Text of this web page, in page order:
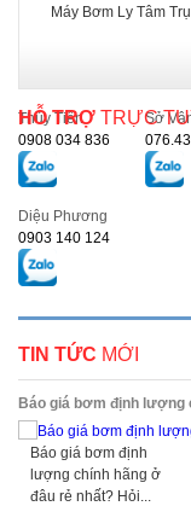
Máy Bơm Ly Tâm
HỖ TRỢ TRỰC
Thủy Tiên
0908 034 836
Sở
Diệu Phương
0903 140 124
TIN TỨC MỚI
Báo giá bơm định lượng
Báo giá bơm định
lượng chính hãng ở
đâu rẻ nhất? Hỏi...